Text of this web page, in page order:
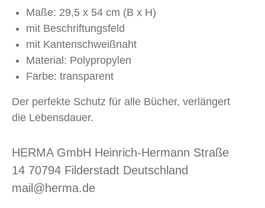
Maße: 29,5 x 54 cm (B x H)
mit Beschriftungsfeld
mit Kantenschweißnaht
Material: Polypropylen
Farbe: transparent
Der perfekte Schutz für alle Bücher, verlängert
die Lebensdauer.
HERMA GmbH Heinrich-Hermann Straße
14 70794 Filderstadt Deutschland
mail@herma.de